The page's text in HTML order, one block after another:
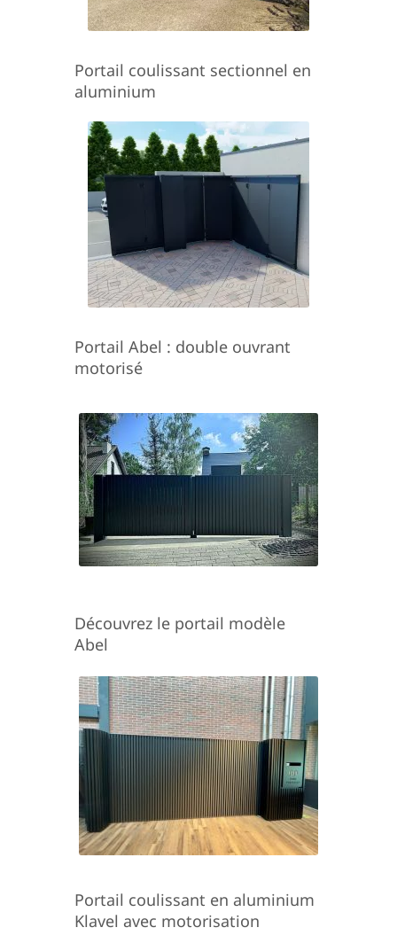
Portail coulissant sectionnel en
aluminium
Portail Abel : double ouvrant
motorisé
Découvrez le portail modèle
Abel
Portail coulissant en aluminium
Klavel avec motorisation